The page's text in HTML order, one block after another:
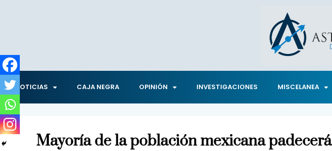
NOTICIAS CAJA NEGRA OPINIÓN INVESTIGACIONES MISCELANEA
Mayoría de la población mexicana padecerá